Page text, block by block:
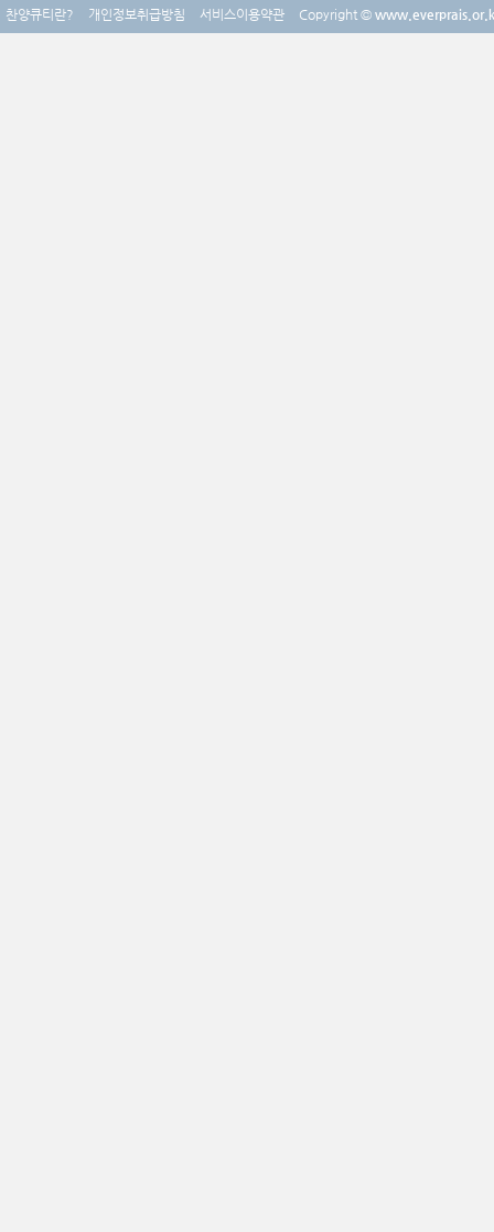
찬양큐티란? 개인정보취급방침 서비스이용약관 Copyright ©